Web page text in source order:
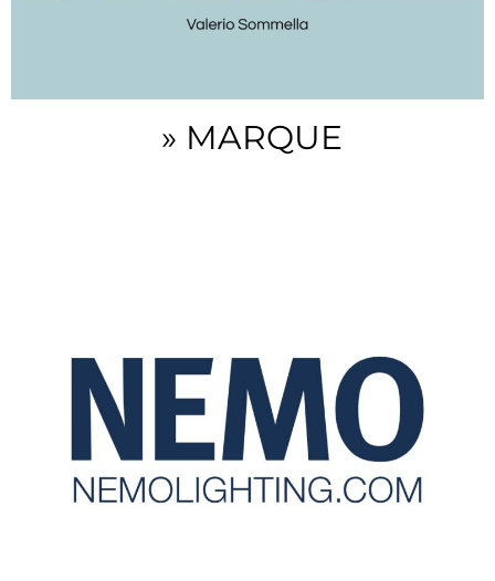
» MARQUE